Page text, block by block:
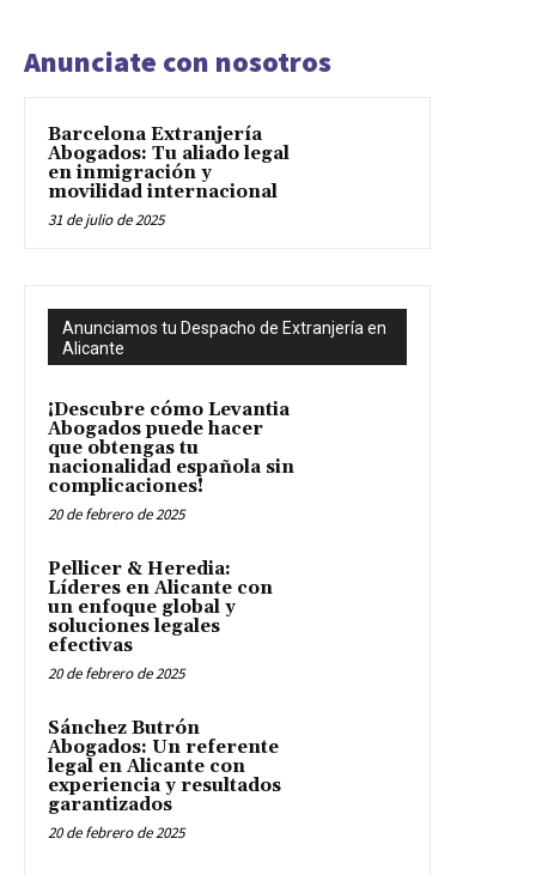
Anunciate con nosotros
Barcelona Extranjería
Abogados: Tu aliado legal
en inmigración y
movilidad internacional
31 de julio de 2025
Anunciamos tu Despacho de Extranjería en
Alicante
¡Descubre cómo Levantia
Abogados puede hacer
que obtengas tu
nacionalidad española sin
complicaciones!
20 de febrero de 2025
Pellicer & Heredia:
Líderes en Alicante con
un enfoque global y
soluciones legales
efectivas
20 de febrero de 2025
Sánchez Butrón
Abogados: Un referente
legal en Alicante con
experiencia y resultados
garantizados
20 de febrero de 2025